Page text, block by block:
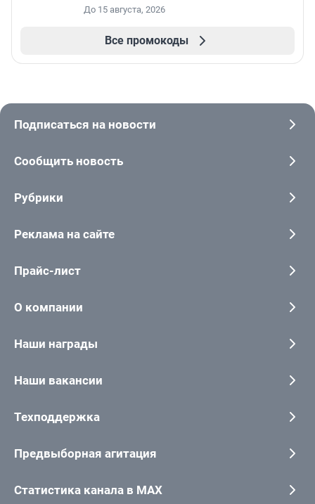
До 15 августа, 2026
Все промокоды
Подписаться на новости
Сообщить новость
Рубрики
Реклама на сайте
Прайс-лист
О компании
Наши награды
Наши вакансии
Техподдержка
Предвыборная агитация
Статистика канала в MAX